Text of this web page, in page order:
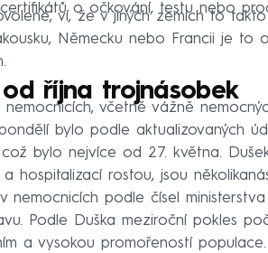
o očkování, testu nebo
ví, že v jiných zemích to
Německu nebo Francii je to
října trojnásobek
včetně vážně
bylo podle aktualizovaných
bylo nejvíce od 27. května.
hospitalizací rostou, jsou
nemocnicích podle čísel
Podle Duška meziroční pokles
a vysokou promořeností populace.